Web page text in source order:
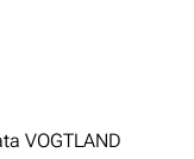
VOGTLAND